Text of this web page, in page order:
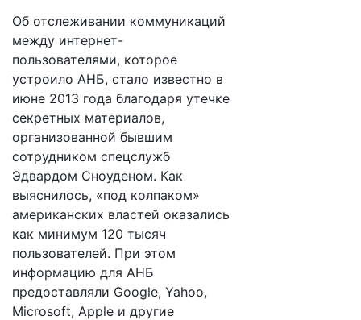
Об отслеживании коммуникаций
между интернет-
пользователями, которое
устроило АНБ, стало известно в
июне 2013 года благодаря утечке
секретных материалов,
организованной бывшим
сотрудником спецслужб
Эдвардом Сноуденом. Как
выяснилось, «под колпаком»
американских властей оказались
как минимум 120 тысяч
пользователей. При этом
информацию для АНБ
предоставляли Google, Yahoo,
Microsoft, Apple и другие